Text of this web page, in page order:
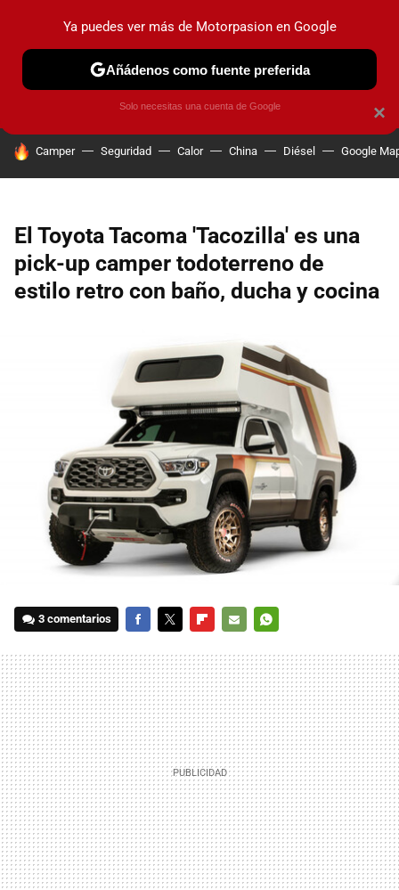
PRUEBAS COCHES ELÉCTRICOS OBSERVATORIO
HOY SE HABLA DE
Camper Seguridad Calor China Diésel Google
El Toyota Tacoma 'Tacozilla' es una
pick-up camper todoterreno de
estilo retro con baño, ducha y cocina
3 comentarios
MAIL
×
Ya puedes ver más de Motorpasion en Google
Añádenos como fuente preferida
Solo necesitas una cuenta de Google